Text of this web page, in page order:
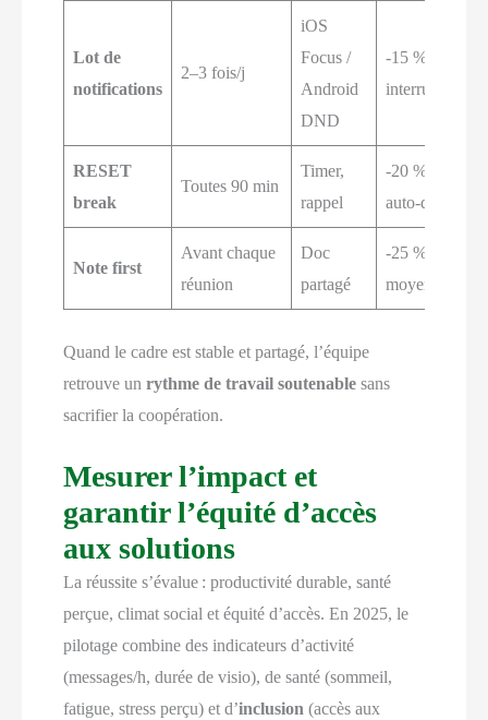
Lot de
notifications
2–3 fois/j
iOS
Focus /
Android
DND
-15 %
interruptions/h
RESET
break
Toutes 90 min
Timer,
rappel
-20 % fatigue
auto-déclarée
Note first
Avant chaque
réunion
Doc
partagé
-25 % durée
moyenne
Quand le cadre est stable et partagé, l’équipe
retrouve unrythme de travail soutenable sans
sacrifier la coopération.
Mesurer l’impact et
garantir l’équité d’accès
aux solutions
La réussite s’évalue : productivité durable, santé
perçue, climat social et équité d’accès. En 2025, le
pilotage combine des indicateurs d’activité
(messages/h, durée de visio), de santé (sommeil,
fatigue, stress perçu) et d’inclusion (accès aux